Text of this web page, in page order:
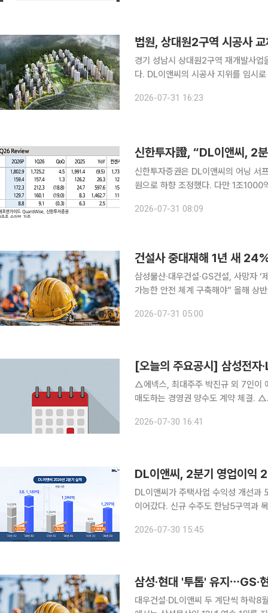
법원, 상대원2구역 시공사
경기 성남시 상대원2구역 재개발사
다. DL이앤씨의 시공사 지위를 임시
원 제5민사부는 DL이앤씨 등이 상대
2026-07-31 16:23
신한투자證, “DL이앤씨, 2
신한투자증권은 DL이앤씨의 어닝 서
원으로 하향 조정했다. 다만 1조1000
어넘는 호실적을 기록하며 우수한 수
2026-07-31 08:09
건설사 중대재해 1년 새
삼성물산·대우건설·GS건설, 사망자
가능한 안전 체계 구축해야” 올해 상반기 건설업계의 중대재해 사망사고가 지난해 대비 큰 폭으로
분석된다. 다만 건설업은 여전히 산업
2026-07-31 05:00
△에넥스, 최대주주 박진규 외 7인이
매도하는 경영권 양수도 계약 체결. △그린케미칼, 제품 생산능력 확대를 위해 대산공장 생산 및 저
대비 흑자 전환). △SK아이이
2026-07-30 16:41
DL이앤씨, 2분기 영업이
DL이앤씨가 주택사업 수익성 개선과
이어갔다. 신규 수주도 한남5구역과 목동
출은 지난해 같은 기간보다 9.5% 감
2026-07-30 15:45
대우건설·DL이앤씨 두 계단씩 하락8월부터 입찰자